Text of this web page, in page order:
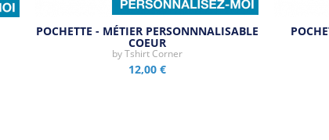
POCHETTE - MÉTIER PERSONNNALISABLE
COEUR
byTshirt Corner
12,00 €